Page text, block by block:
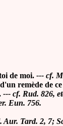
de moi. --- cf.
remède de
--- cf. Rud. 826,
Eun. 756.
Aur. Tard. 2, 7;